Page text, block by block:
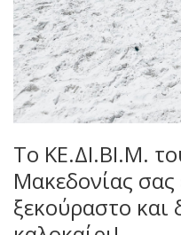
Το ΚΕ.ΔΙ.ΒΙ.Μ.
Μακεδονίας σας
ξεκούραστο και